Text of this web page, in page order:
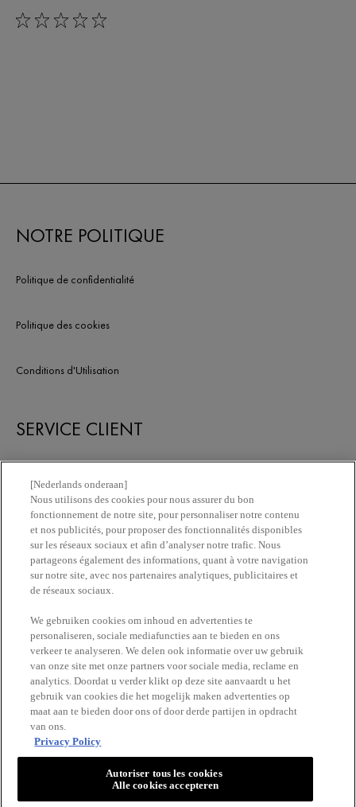
0/5
NOTRE POLITIQUE
Politique de confidentialité
Politique des cookies
Conditions d'Utilisation
SERVICE CLIENT
Newsletter
Trouvez une pharmacie​
RESTEZ EN CONTACT
VICHY
[Nederlands onderaan]
Nous utilisons des cookies pour nous assurer du bon
fonctionnement de notre site, pour personnaliser notre contenu
et nos publicités, pour proposer des fonctionnalités disponibles
sur les réseaux sociaux et afin d’analyser notre trafic. Nous
partageons également des informations, quant à votre navigation
sur notre site, avec nos partenaires analytiques, publicitaires et
de réseaux sociaux.
We gebruiken cookies om inhoud en advertenties te
personaliseren, sociale mediafuncties aan te bieden en ons
verkeer te analyseren. We delen ook informatie over uw gebruik
van onze site met onze partners voor sociale media, reclame en
analytics. Doordat u verder klikt op deze site aanvaardt u het
gebruik van cookies die het mogelijk maken advertenties op
maat aan te bieden door ons of door derde partijen in opdracht
van ons.
Privacy Policy
Autoriser tous les cookies
Alle cookies accepteren